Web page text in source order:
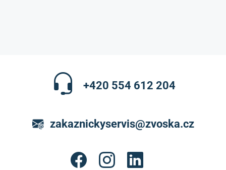
+420 554 612 204
zakaznickyservis@zvoska.cz